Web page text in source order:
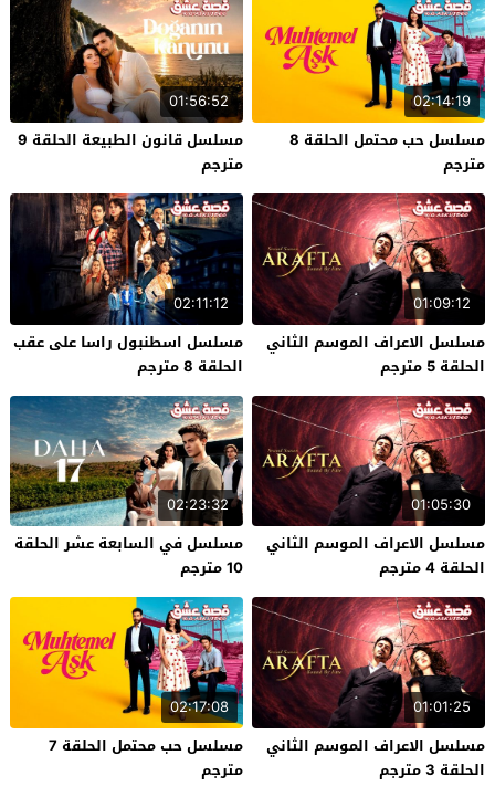
02:14:19
مسلسل حب محتمل الحلقة 8
مترجم
01:56:52
مسلسل قانون الطبيعة الحلقة 9
مترجم
01:09:12
مسلسل الاعراف الموسم الثاني
الحلقة 5 مترجم
02:11:12
مسلسل اسطنبول راسا على عقب
الحلقة 8 مترجم
01:05:30
مسلسل الاعراف الموسم الثاني
الحلقة 4 مترجم
02:23:32
مسلسل في السابعة عشر الحلقة
10 مترجم
01:01:25
مسلسل الاعراف الموسم الثاني
الحلقة 3 مترجم
02:17:08
مسلسل حب محتمل الحلقة 7
مترجم